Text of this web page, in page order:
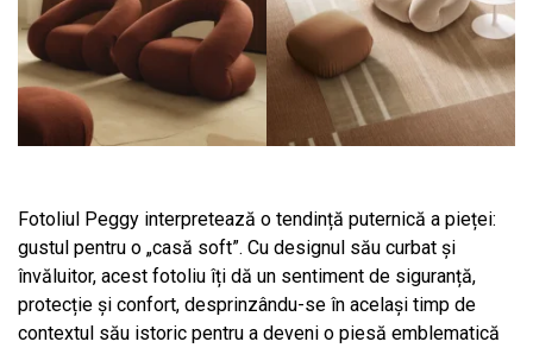
Fotoliul Peggy interpretează o tendință puternică a pieței:
gustul pentru o „casă soft”. Cu designul său curbat și
învăluitor, acest fotoliu îți dă un sentiment de siguranță,
protecție și confort, desprinzându-se în același timp de
contextul său istoric pentru a deveni o piesă emblematică